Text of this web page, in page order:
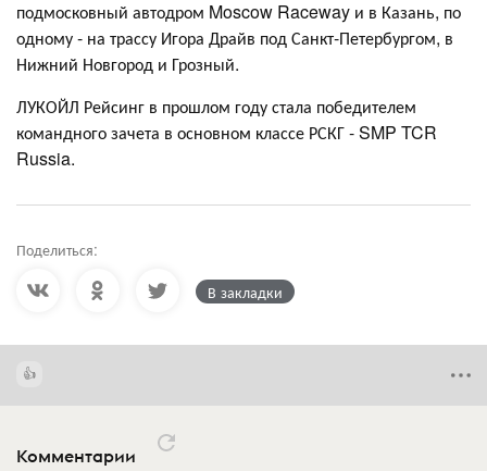
подмосковный автодром Moscow Raceway и в Казань, по
одному - на трассу Игора Драйв под Санкт-Петербургом, в
Нижний Новгород и Грозный.
ЛУКОЙЛ Рейсинг в прошлом году стала победителем
командного зачета в основном классе РСКГ - SMP TCR
Russia.
Поделиться:
В закладки
Комментарии